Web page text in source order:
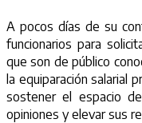
A pocos días de su
funcionarios para
que son de público
la equiparación salarial
sostener el espacio
opiniones y elevar sus